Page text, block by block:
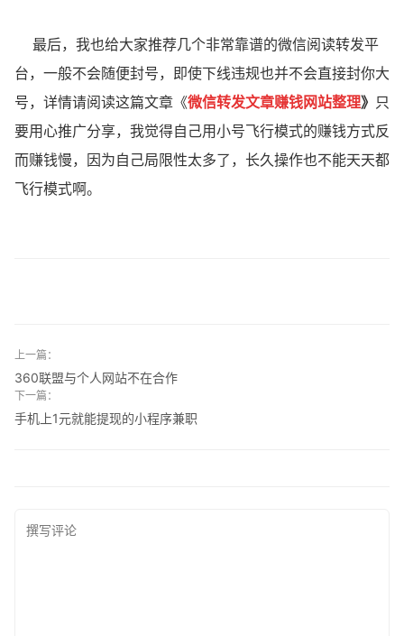
最后，我也给大家推荐几个非常靠谱的微信阅读转发平
台，一般不会随便封号，即使下线违规也并不会直接封你大
号，详情请阅读这篇文章《微信转发文章赚钱网站整理》 只
要用心推广分享，我觉得自己用小号飞行模式的赚钱方式反
而赚钱慢，因为自己局限性太多了，长久操作也不能天天都
飞行模式啊。
上一篇：
360联盟与个人网站不在合作
下一篇：
手机上1元就能提现的小程序兼职